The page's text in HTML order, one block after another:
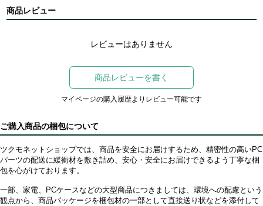
商品レビュー
レビューはありません
商品レビューを書く
マイページの購入履歴よりレビュー可能です
ご購入商品の梱包について
ツクモネットショップでは、商品を安全にお届けするため、精密性の高いPC
パーツの配送に緩衝材を敷き詰め、安心・安全にお届けできるよう丁寧な梱
包を心がけております。
一部、家電、PCケースなどの大型商品につきましては、環境への配慮という
観点から、商品パッケージを梱包材の一部として直接送り状などを添付して